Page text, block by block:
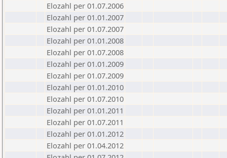
Elozahl per 01.07.2006
Elozahl per 01.01.2007
Elozahl per 01.07.2007
Elozahl per 01.01.2008
Elozahl per 01.07.2008
Elozahl per 01.01.2009
Elozahl per 01.07.2009
Elozahl per 01.01.2010
Elozahl per 01.07.2010
Elozahl per 01.01.2011
Elozahl per 01.07.2011
Elozahl per 01.01.2012
Elozahl per 01.04.2012